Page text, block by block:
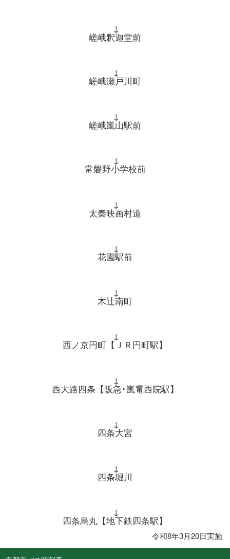
↓
嵯峨釈迦堂前
↓
嵯峨瀬戸川町
↓
嵯峨嵐山駅前
↓
常磐野小学校前
↓
太秦映画村道
↓
花園駅前
↓
木辻南町
↓
西ノ京円町【ＪＲ円町駅】
↓
西大路四条【阪急･嵐電西院駅】
↓
四条大宮
↓
四条堀川
↓
四条烏丸【地下鉄四条駅】
令和8年3月20日実施